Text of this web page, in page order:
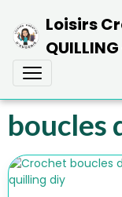
Loisirs
QUILLING
boucles